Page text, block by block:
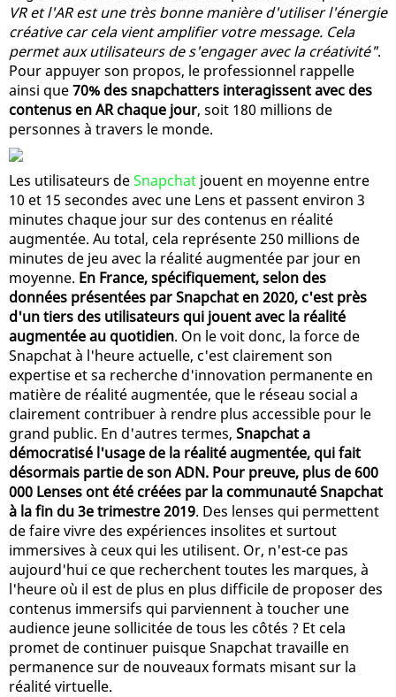
VR et l'AR est une très bonne manière d'utiliser l'énergie
créative car cela vient amplifier votre message. Cela
permet aux utilisateurs de s'engager avec la créativité".
Pour appuyer son propos, le professionnel rappelle
ainsi que70% des snapchatters interagissent avec des
contenus en AR chaque jour, soit 180 millions de
personnes à travers le monde.
Les utilisateurs deSnapchat jouent en moyenne entre
10 et 15 secondes avec une Lens et passent environ 3
minutes chaque jour sur des contenus en réalité
augmentée. Au total, cela représente 250 millions de
minutes de jeu avec la réalité augmentée par jour en
moyenne. En France, spécifiquement, selon des
données présentées par Snapchat en 2020, c'est près
d'un tiers des utilisateurs qui jouent avec la réalité
augmentée au quotidien. On le voit donc, la force de
Snapchat à l'heure actuelle, c'est clairement son
expertise et sa recherche d'innovation permanente en
matière de réalité augmentée, que le réseau social a
clairement contribuer à rendre plus accessible pour le
grand public. En d'autres termes, Snapchat a
démocratisé l'usage de la réalité augmentée, qui fait
désormais partie de son ADN. Pour preuve, plus de 600
000 Lenses ont été créées par la communauté Snapchat
à la fin du 3e trimestre 2019. Des lenses qui permettent
de faire vivre des expériences insolites et surtout
immersives à ceux qui les utilisent. Or, n'est-ce pas
aujourd'hui ce que recherchent toutes les marques, à
l'heure où il est de plus en plus difficile de proposer des
contenus immersifs qui parviennent à toucher une
audience jeune sollicitée de tous les côtés ? Et cela
promet de continuer puisque Snapchat travaille en
permanence sur de nouveaux formats misant sur la
réalité virtuelle.